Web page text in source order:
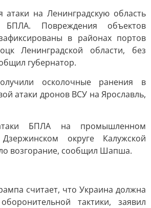
атаки на Ленинградскую область
Повреждения объектов
в районах портов
Ленинградской области, без
губернатор.
осколочные ранения в
атаки дронов ВСУ на Ярославль,
БПЛА на промышленном
округе Калужской
возгорание, сообщил Шапша.
считает, что Украина должна
тактики, заявил